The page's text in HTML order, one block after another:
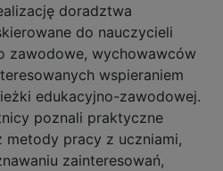
doradztwa
do nauczycieli
zawodowe, wychowawców
wspieraniem
edukacyjno-zawodowej.
poznali praktyczne
metody pracy z uczniami,
zainteresowań,